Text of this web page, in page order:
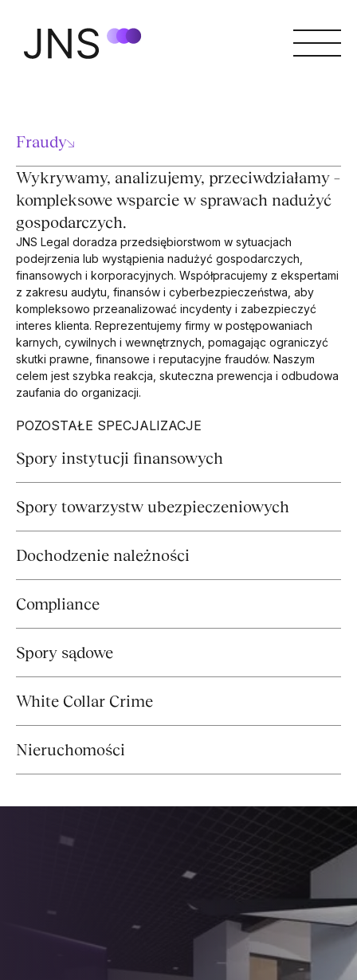
Fraudy↘
Wykrywamy, analizujemy, przeciwdziałamy –
kompleksowe wsparcie w sprawach nadużyć
gospodarczych.
JNS Legal doradza przedsiębiorstwom w sytuacjach
podejrzenia lub wystąpienia nadużyć gospodarczych,
finansowych i korporacyjnych. Współpracujemy z ekspertami
z zakresu audytu, finansów i cyberbezpieczeństwa, aby
kompleksowo przeanalizować incydenty i zabezpieczyć
interes klienta. Reprezentujemy firmy w postępowaniach
karnych, cywilnych i wewnętrznych, pomagając ograniczyć
skutki prawne, finansowe i reputacyjne fraudów. Naszym
celem jest szybka reakcja, skuteczna prewencja i odbudowa
zaufania do organizacji.
POZOSTAŁE SPECJALIZACJE
Spory instytucji finansowych
Spory towarzystw ubezpieczeniowych
Dochodzenie należności
Compliance
Spory sądowe
White Collar Crime
Nieruchomości